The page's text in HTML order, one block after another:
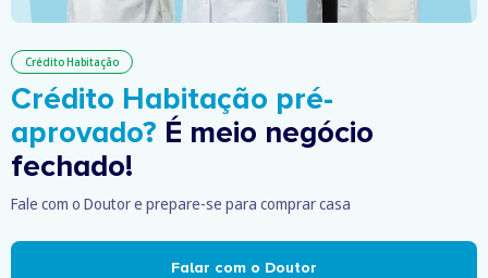
Crédito Habitação
Crédito Habitação pré-
aprovado? É meio negócio
fechado!
Fale com o Doutor e prepare-se para comprar casa
Falar com o Doutor